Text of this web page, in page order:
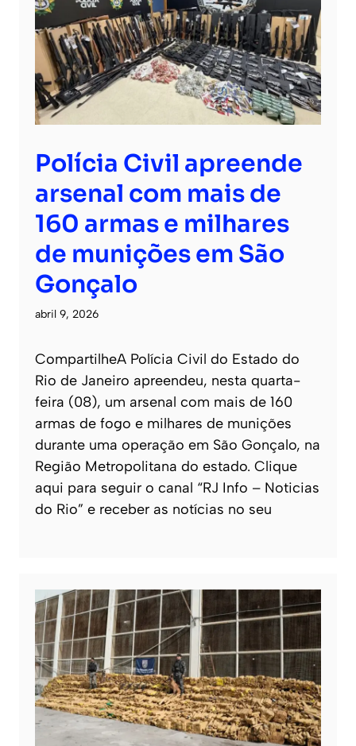
Polícia Civil apreende
arsenal com mais de
160 armas e milhares
de munições em São
Gonçalo
abril 9, 2026
CompartilheA Polícia Civil do Estado do
Rio de Janeiro apreendeu, nesta quarta-
feira (08), um arsenal com mais de 160
armas de fogo e milhares de munições
durante uma operação em São Gonçalo, na
Região Metropolitana do estado. Clique
aqui para seguir o canal “RJ Info – Noticias
do Rio” e receber as notícias no seu